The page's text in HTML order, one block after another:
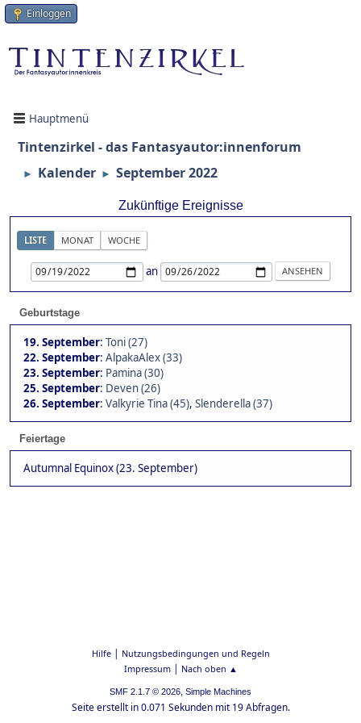
Einloggen
Hauptmenü
Tintenzirkel - das Fantasyautor:innenforum
► Kalender ► September 2022
Zukünftige Ereignisse
LISTE MONAT WOCHE
an
Geburtstage
19. September: Toni (27)
22. September: AlpakaAlex (33)
23. September: Pamina (30)
25. September: Deven (26)
26. September: Valkyrie Tina (45), Slenderella (37)
Feiertage
Autumnal Equinox (23. September)
Hilfe| Nutzungsbedingungen und Regeln
Impressum| Nach oben ▲
SMF 2.1.7 © 2026, Simple Machines
Seite erstellt in 0.071 Sekunden mit 19 Abfragen.